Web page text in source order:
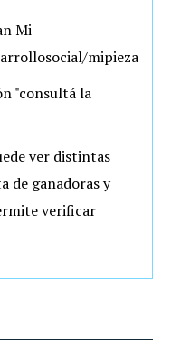
Mi
mipieza
"consultá la
ver distintas
de ganadoras y
verificar